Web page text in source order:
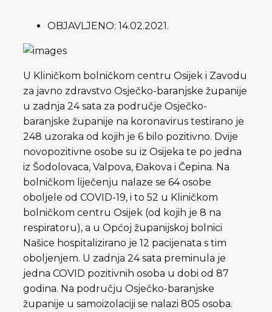
OBJAVLJENO: 14.02.2021.
U Kliničkom bolničkom centru Osijek i Zavodu
za javno zdravstvo Osječko-baranjske županije
u zadnja 24 sata za područje Osječko-
baranjske županije na koronavirus testirano je
248 uzoraka od kojih je 6 bilo pozitivno. Dvije
novopozitivne osobe su iz Osijeka te po jedna
iz Šodolovaca, Valpova, Đakova i Čepina. Na
bolničkom liječenju nalaze se 64 osobe
oboljele od COVID-19, i to 52 u Kliničkom
bolničkom centru Osijek (od kojih je 8 na
respiratoru), a u Općoj županijskoj bolnici
Našice hospitalizirano je 12 pacijenata s tim
oboljenjem. U zadnja 24 sata preminula je
jedna COVID pozitivnih osoba u dobi od 87
godina. Na području Osječko-baranjske
županije u samoizolaciji se nalazi 805 osoba.